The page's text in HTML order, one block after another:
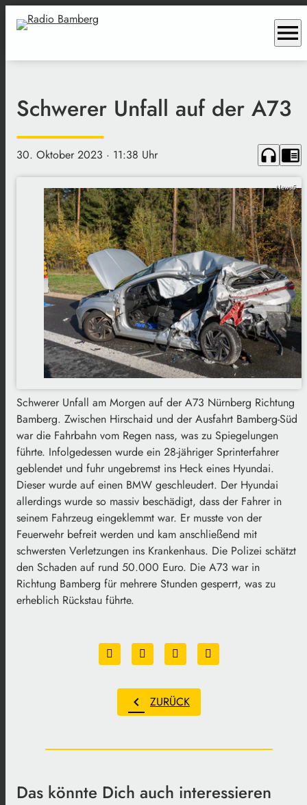
menu
Schwerer Unfall auf der A73
30. Oktober 2023 · 11:38 Uhr headphones chrome_reader_mode
News5
Schwerer Unfall am Morgen auf der A73 Nürnberg Richtung
Bamberg. Zwischen Hirschaid und der Ausfahrt Bamberg-Süd
war die Fahrbahn vom Regen nass, was zu Spiegelungen
führte. Infolgedessen wurde ein 28-jähriger Sprinterfahrer
geblendet und fuhr ungebremst ins Heck eines Hyundai.
Dieser wurde auf einen BMW geschleudert. Der Hyundai
allerdings wurde so massiv beschädigt, dass der Fahrer in
seinem Fahrzeug eingeklemmt war. Er musste von der
Feuerwehr befreit werden und kam anschließend mit
schwersten Verletzungen ins Krankenhaus. Die Polizei schätzt
den Schaden auf rund 50.000 Euro. Die A73 war in
Richtung Bamberg für mehrere Stunden gesperrt, was zu
erheblich Rückstau führte.
chevron_left ZURÜCK
Das könnte Dich auch interessieren